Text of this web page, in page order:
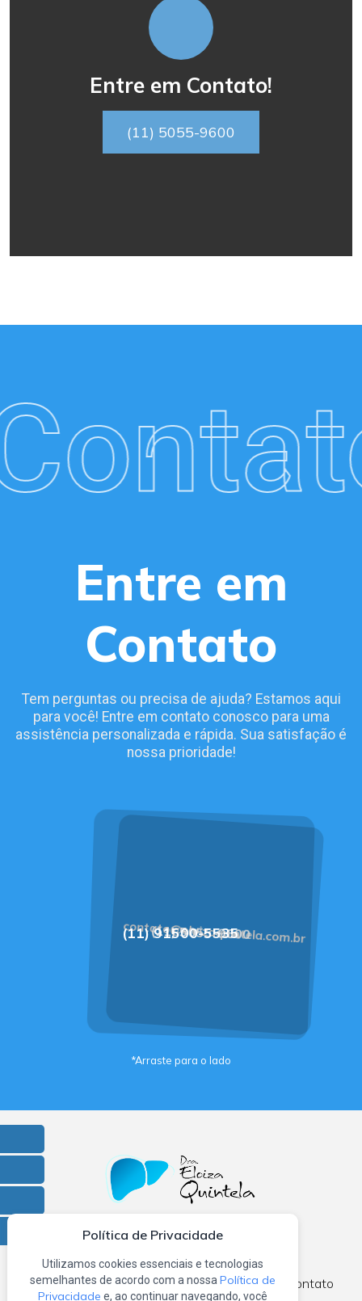
Entre em Contato!
(11) 5055-9600
(11) 91500-5535
(11) 5055-9600
contato@eloizaquintela.com.br
*Arraste para o lado
Entre em
Contato
Tem perguntas ou precisa de ajuda? Estamos aqui
para você! Entre em contato conosco para uma
assistência personalizada e rápida. Sua satisfação é
nossa prioridade!
Home Sobre nós Atendimento Blog Contato
Política de Privacidade
Utilizamos cookies essenciais e tecnologias
semelhantes de acordo com a nossa Política de
Privacidade e, ao continuar navegando, você